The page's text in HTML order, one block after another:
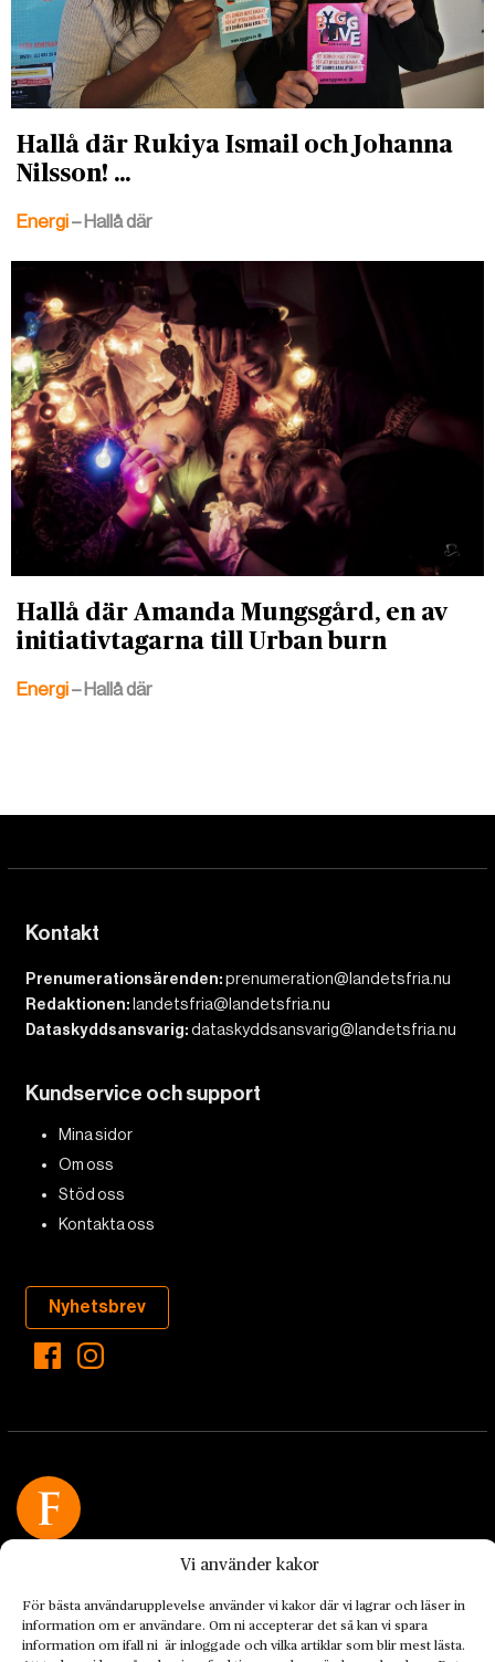
Vi använder kakor
För bästa användarupplevelse använder vi kakor där vi lagrar och läser in
information om er användare. Om ni accepterar det så kan vi spara
information om ifall ni är inloggade och vilka artiklar som blir mest lästa.
Hallå där Rukiya Ismail och Johanna
Nilsson! ...
Energi– Hallå där
Hallå där Amanda Mungsgård, en av
initiativtagarna till Urban burn
Energi– Hallå där
Kontakt
Prenumerationsärenden:prenumeration@landetsfria.nu
Redaktionen: landetsfria@landetsfria.nu
Dataskyddsansvarig:dataskyddsansvarig@landetsfria.nu
Kundservice och support
Mina sidor
Om oss
Stöd oss
Kontakta oss
Nyhetsbrev
Landets Fria Tidning är en nyhetstidning med bred bevakning av
omställningsrörelsen. En omställning till ett hållbart samhälle går
både via starka och lika rättigheter för alla människor, minskade
ekonomiska och sociala klyftor, samt utrymme för allt levande att